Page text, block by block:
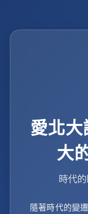
愛北
大
時代
隨著時代的變